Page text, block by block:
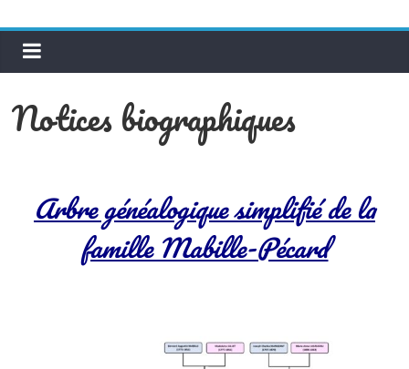
Notices biographiques
Arbre généalogique simplifié de la
famille Mabille-Pécard